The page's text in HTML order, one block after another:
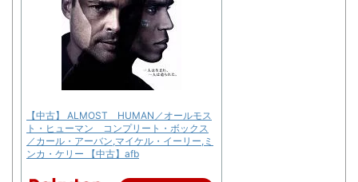
【中古】 ALMOST HUMAN／オールモス
ト・ヒューマン コンプリート・ボックス
／カール・アーバン,マイケル・イーリー,ミ
ンカ・ケリー 【中古】afb